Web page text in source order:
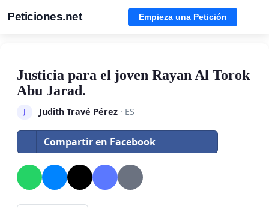
Peticiones.net Empieza una Petición
Justicia para el joven Rayan Al Torok
Abu Jarad.
J Judith Travé Pérez· ES
Compartir en Facebook